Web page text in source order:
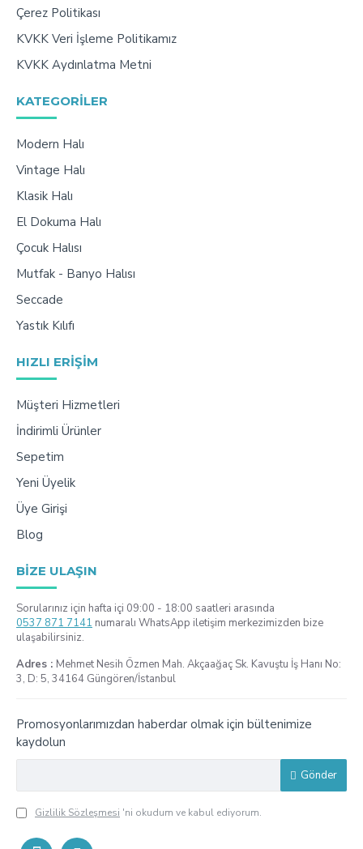
Çerez Politikası
KVKK Veri İşleme Politikamız
KVKK Aydınlatma Metni
KATEGORILER
Modern Halı
Vintage Halı
Klasik Halı
El Dokuma Halı
Çocuk Halısı
Mutfak - Banyo Halısı
Seccade
Yastık Kılıfı
HIZLI ERIŞIM
Müşteri Hizmetleri
İndirimli Ürünler
Sepetim
Yeni Üyelik
Üye Girişi
Blog
BIZE ULAŞIN
Sorularınız için hafta içi 09:00 - 18:00 saatleri arasında
0537 871 7141 numaralı WhatsApp iletişim merkezimizden bize
ulaşabilirsiniz.
Adres : Mehmet Nesih Özmen Mah. Akçaağaç Sk. Kavuştu İş Hanı No:
3, D: 5, 34164 Güngören/İstanbul
Promosyonlarımızdan haberdar olmak için bültenimize
kaydolun
Gönder
Gizlilik Sözleşmesi 'ni okudum ve kabul ediyorum.